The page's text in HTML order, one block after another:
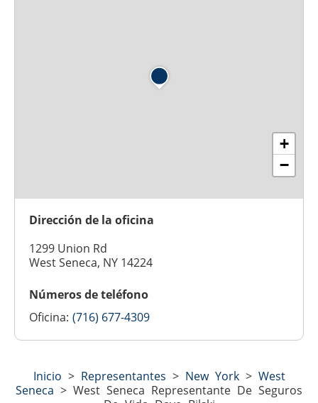
+
−
Dirección de la oficina
1299 Union Rd
West Seneca, NY 14224
Números de teléfono
Oficina: (716) 677-4309
Inicio > Representantes > New York> West
Seneca > West Seneca Representante De Seguros